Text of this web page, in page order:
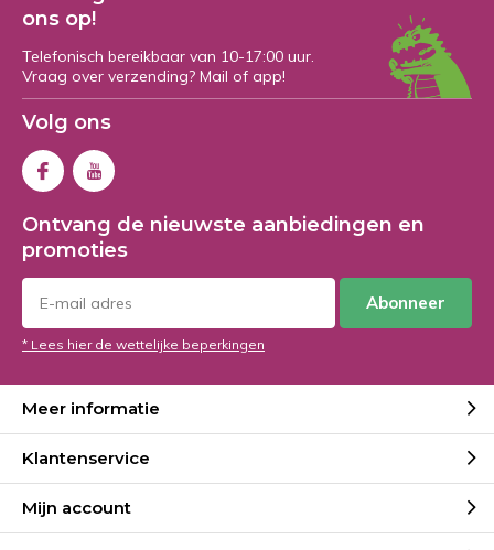
ons op!
Telefonisch bereikbaar van 10-17:00 uur.
Vraag over verzending? Mail of app!
Volg ons
Ontvang de nieuwste aanbiedingen en
promoties
Abonneer
* Lees hier de wettelijke beperkingen
Meer informatie
Klantenservice
Mijn account